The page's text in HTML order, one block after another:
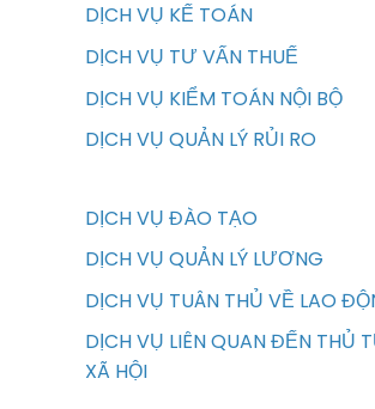
DỊCH VỤ KẾ TOÁN
DỊCH VỤ TƯ VẤN THUẾ
DỊCH VỤ KIỂM TOÁN NỘI BỘ
DỊCH VỤ QUẢN LÝ RỦI RO
DỊCH VỤ ĐÀO TẠO
DỊCH VỤ QUẢN LÝ LƯƠNG
DỊCH VỤ TUÂN THỦ VỀ LAO
DỊCH VỤ LIÊN QUAN ĐẾN THỦ
XÃ HỘI